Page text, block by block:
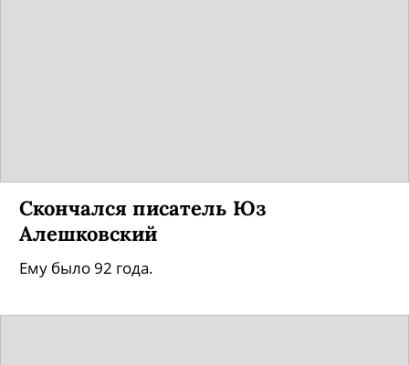
Скончался писатель Юз
Алешковский
Ему было 92 года.